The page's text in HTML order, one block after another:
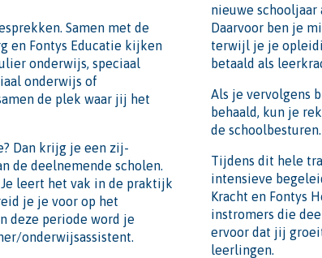
Samen met de
en Fontys Educatie kijken
onderwijs, speciaal
onderwijs of
de plek waar jij het
Dan krijg je een zij-
de deelnemende scholen.
leert het vak in de praktijk
je je voor op het
deze periode word je
onderwijsassistent.
nieuwe schooljaar
Daarvoor ben je
terwijl je je
betaald als
Als je vervolgens
behaald, kun je
de schoolbesturen.
Tijdens dit hele
intensieve
Kracht en Fontys
instromers die
ervoor dat jij
leerlingen.